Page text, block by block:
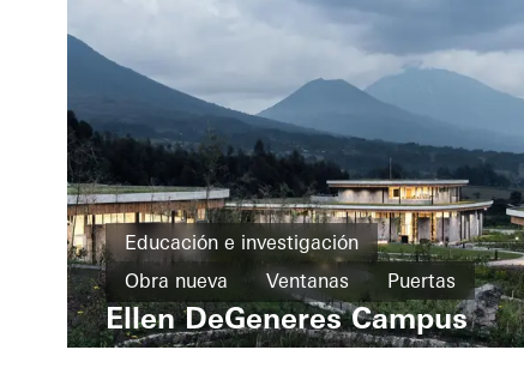
Educación e investigación
Obra nueva
Ventanas
Puertas
Fachadas
Rwanda
Ellen DeGeneres Campus